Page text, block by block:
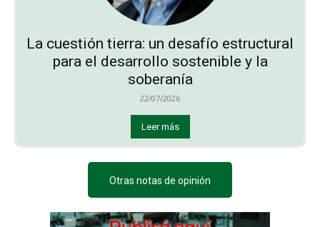
La cuestión tierra: un desafío estructural
para el desarrollo sostenible y la
soberanía
22/07/2026
Leer más
Otras notas de opinión